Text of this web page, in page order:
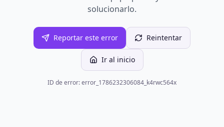
solucionarlo.
Reportar este error Reintentar
Ir al inicio
ID de error: error_1786232306084_k4rwc564x